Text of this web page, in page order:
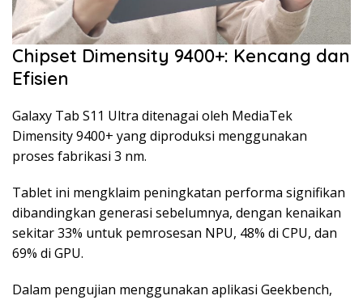
Chipset Dimensity 9400+: Kencang dan
Efisien
Galaxy Tab S11 Ultra ditenagai oleh MediaTek
Dimensity 9400+ yang diproduksi menggunakan
proses fabrikasi 3 nm.
Tablet ini mengklaim peningkatan performa signifikan
dibandingkan generasi sebelumnya, dengan kenaikan
sekitar 33% untuk pemrosesan NPU, 48% di CPU, dan
69% di GPU.
Dalam pengujian menggunakan aplikasi Geekbench,